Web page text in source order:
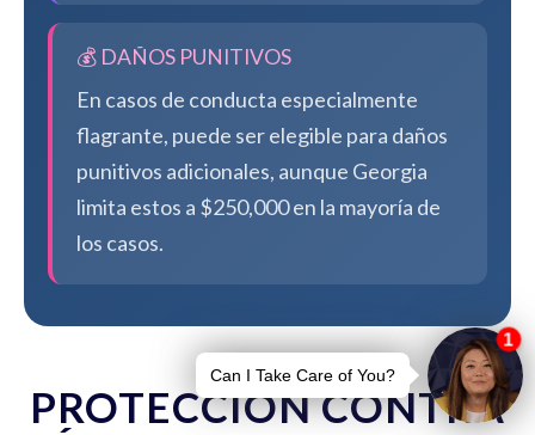
💰 DAÑOS PUNITIVOS
En casos de conducta especialmente
flagrante, puede ser elegible para daños
punitivos adicionales, aunque Georgia
limita estos a $250,000 en la mayoría de
los casos.
PROTECCIÓN CONTRA